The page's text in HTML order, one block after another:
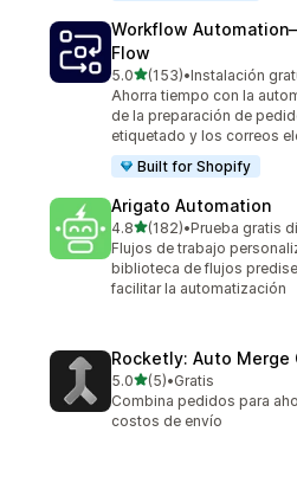
Workflow
Flow
5.0de 5 estrellas
(153)
153 reseñas en total
•Instalación
Ahorra tiempo con la
de la preparación de
etiquetado y los correos
Built for Shopify
Arigato Automation
4.8de 5 estrellas
(182)
182 reseñas en total
•Prueba gratis
Flujos de trabajo
biblioteca de flujos
facilitar la automatización
Rocketly: Auto Merge
5.0de 5 estrellas
(5)
5 reseñas en total
•Gratis
Combina pedidos para
costos de envío